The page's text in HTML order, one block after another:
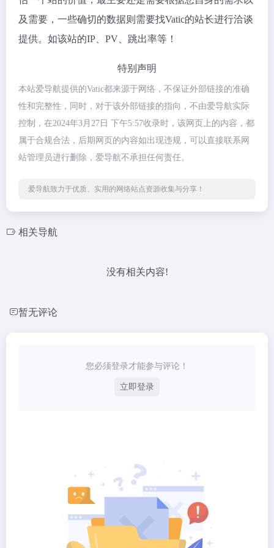
及需要，一些确切的数据则需要找Vatic的站长进行洽谈
提供。如该站的IP、PV、跳出率等！
特别声明
本站爱导航提供的Vatic都来源于网络，不保证外部链接的准确
性和完整性，同时，对于该外部链接的指向，不由爱导航实际
控制，在2024年3月27日 下午5:57收录时，该网页上的内容，都
属于合规合法，后期网页的内容如出现违规，可以直接联系网
站管理员进行删除，爱导航不承担任何责任。
爱导航致力于优质、实用的网络站点资源收集与分享！
相关导航
没有相关内容!
暂无评论
您必须登录才能参与评论！
立即登录